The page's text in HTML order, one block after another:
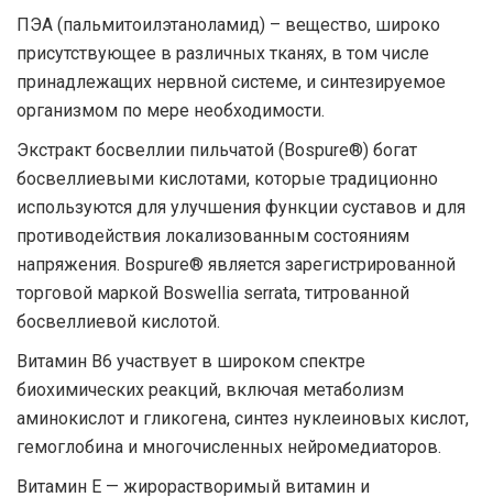
ПЭА (пальмитоилэтаноламид) – вещество, широко
присутствующее в различных тканях, в том числе
принадлежащих нервной системе, и синтезируемое
организмом по мере необходимости.
Экстракт босвеллии пильчатой ​​(Bospure®) богат
босвеллиевыми кислотами, которые традиционно
используются для улучшения функции суставов и для
противодействия локализованным состояниям
напряжения. Bospure® является зарегистрированной
торговой маркой Boswellia serrata, титрованной
босвеллиевой кислотой.
Витамин В6 участвует в широком спектре
биохимических реакций, включая метаболизм
аминокислот и гликогена, синтез нуклеиновых кислот,
гемоглобина и многочисленных нейромедиаторов.
Витамин Е — жирорастворимый витамин и